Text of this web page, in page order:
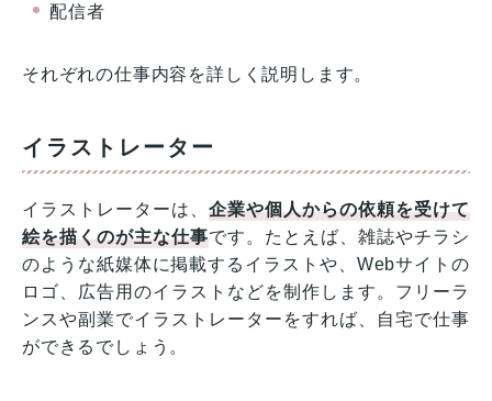
配信者
それぞれの仕事内容を詳しく説明します。
イラストレーター
イラストレーターは、企業や個人からの依頼を受けて
絵を描くのが主な仕事です。たとえば、雑誌やチラシ
のような紙媒体に掲載するイラストや、Webサイトの
ロゴ、広告用のイラストなどを制作します。フリーラ
ンスや副業でイラストレーターをすれば、自宅で仕事
ができるでしょう。